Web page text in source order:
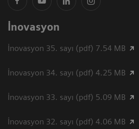
İnovasyon
İnovasyon 35. sayı (pdf) 7.54 MB
İnovasyon 34. sayı (pdf) 4.25 MB
İnovasyon 33. sayı (pdf) 5.09 MB
İnovasyon 32. sayı (pdf) 4.06 MB